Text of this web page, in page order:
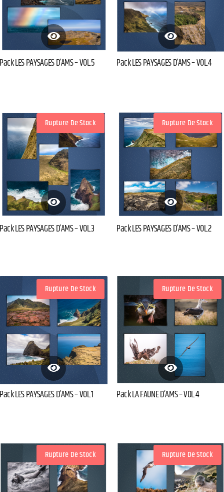
Pack LES PAYSAGES D’AMS – VOL.5 Pack LES PAYSAGES D’AMS – VOL.4
Rupture De Stock
Pack LES PAYSAGES D’AMS – VOL.3
Rupture De Stock
Pack LES PAYSAGES D’AMS – VOL.2
Rupture De Stock
Pack LES PAYSAGES D’AMS – VOL.1
Rupture De Stock
Pack LA FAUNE D’AMS – VOL.4
Rupture De Stock Rupture De Stock